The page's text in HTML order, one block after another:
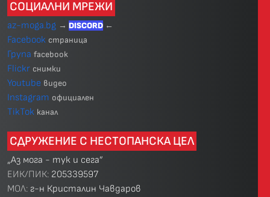
СОЦИАЛНИ МРЕЖИ
az-moga.bg → DISCORD ←
Facebook страница
Група facebook
Flickr снимки
Youtube видео
Instagram официален
TikTok канал
СДРУЖЕНИЕ С НЕСТОПАНСКА ЦЕЛ
„Аз мога - тук и сега”
ЕИК/ПИК: 205339597
МОЛ: г-н Кристалин Чавдаров